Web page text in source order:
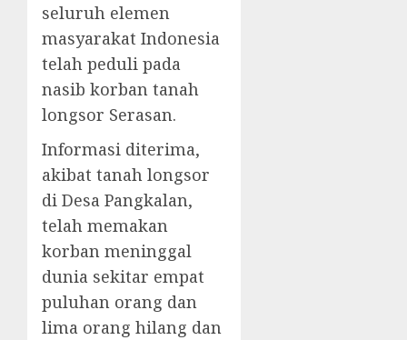
seluruh elemen
masyarakat Indonesia
telah peduli pada
nasib korban tanah
longsor Serasan.
Informasi diterima,
akibat tanah longsor
di Desa Pangkalan,
telah memakan
korban meninggal
dunia sekitar empat
puluhan orang dan
lima orang hilang dan